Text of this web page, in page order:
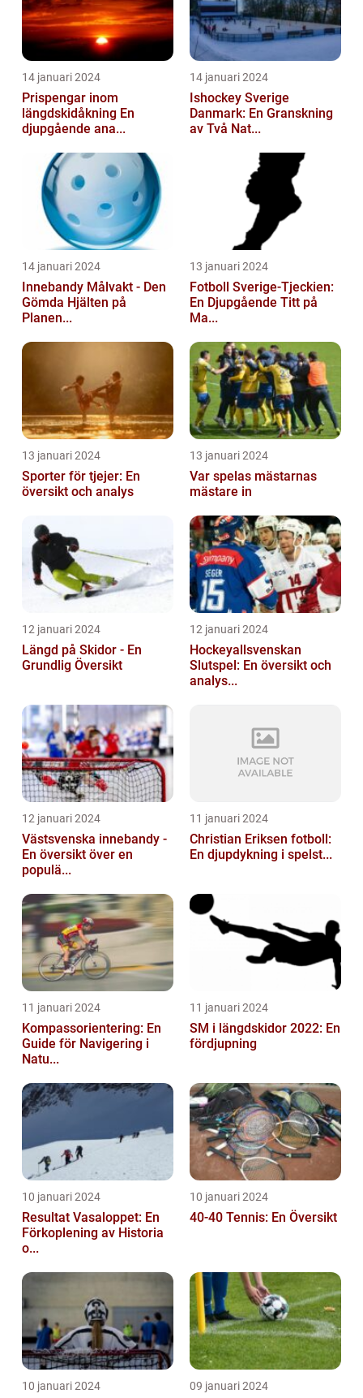
14 januari 2024
Prispengar inom
längdskidåkning En
djupgående ana...
14 januari 2024
Ishockey Sverige
Danmark: En Granskning
av Två Nat...
14 januari 2024
Innebandy Målvakt - Den
Gömda Hjälten på
Planen...
13 januari 2024
Fotboll Sverige-Tjeckien:
En Djupgående Titt på
Ma...
13 januari 2024
Sporter för tjejer: En
översikt och analys
13 januari 2024
Var spelas mästarnas
mästare in
12 januari 2024
Längd på Skidor - En
Grundlig Översikt
12 januari 2024
Hockeyallsvenskan
Slutspel: En översikt och
analys...
12 januari 2024
Västsvenska innebandy -
En översikt över en
populä...
11 januari 2024
Christian Eriksen fotboll:
En djupdykning i spelst...
11 januari 2024
Kompassorientering: En
Guide för Navigering i
Natu...
11 januari 2024
SM i längdskidor 2022: En
fördjupning
10 januari 2024
Resultat Vasaloppet: En
Förkoplening av Historia
o...
10 januari 2024
40-40 Tennis: En Översikt
10 januari 2024 09 januari 2024